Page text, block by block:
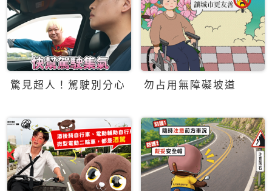
驚見超人！駕駛別分心 勿占用無障礙坡道